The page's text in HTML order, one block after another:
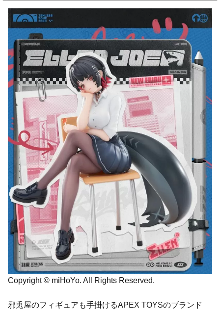
Copyright © miHoYo. All Rights Reserved.
邪兎屋のフィギュアも手掛けるAPEX TOYSのブランド